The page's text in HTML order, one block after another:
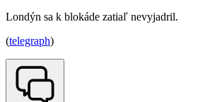
Londýn sa k blokáde zatiaľ nevyjadril.
(telegraph)